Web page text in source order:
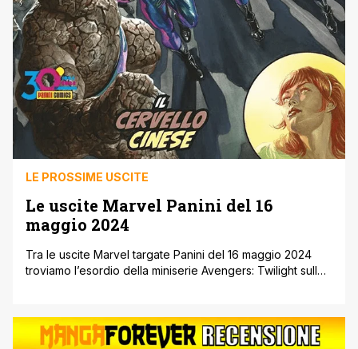
LE PROSSIME USCITE
Le uscite Marvel Panini del 16
maggio 2024
Tra le uscite Marvel targate Panini del 16 maggio 2024
troviamo l’esordio della miniserie Avengers: Twilight sulle
Spider-Man. Continua inoltre l’affresco di Fall of X sulle
pagine de L’Invincibile Iron Man, si conclude il “western